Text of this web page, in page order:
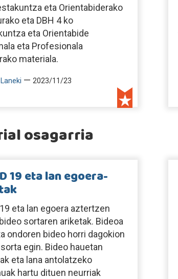
eta Orientabiderako
eta DBH 4 ko
eta Orientabide
eta Profesionala
materiala.
— 2023/11/23
osagarria
19 eta lan egoera-
eta lan egoera aztertzen
sortaren ariketak. Bideoa
ondoren bideo horri dagokion
egin. Bideo hauetan
eta lana antolatzeko
hartu dituen neurriak